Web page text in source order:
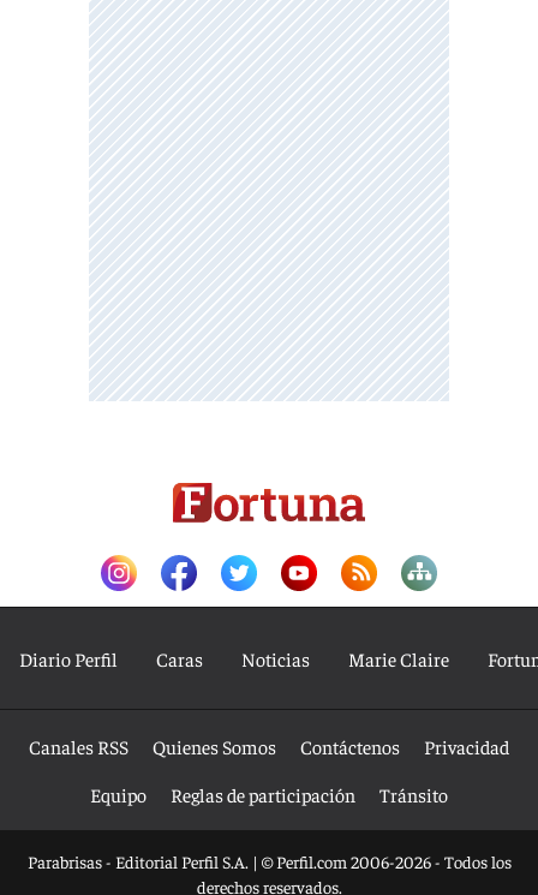
Diario Perfil Caras Noticias Marie Claire
Canales RSS Quienes Somos Contáctenos
Privacidad
Equipo
Reglas de participación Tránsito
Parabrisas - Editorial Perfil S.A. | © Perfil.com 2006-2026 - Todos los
derechos reservados.